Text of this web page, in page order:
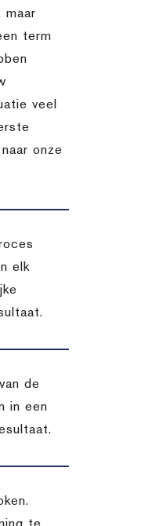
maar
term
veel
onze
elk
de
in een